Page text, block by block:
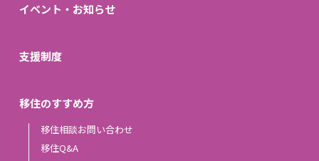
イベント・お知らせ
支援制度
移住のすすめ方
移住相談お問い合わせ
移住Q&A